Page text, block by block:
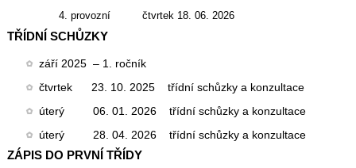
provozní
čtvrtek 18. 06. 2026
TŘÍDNÍ SCHŮZKY
září 2025 – 1. ročník
čtvrtek
23. 10. 2025
třídní schůzky a konzultace
úterý
06. 01. 2026
třídní schůzky a konzultace
úterý
28. 04. 2026 třídní schůzky a konzultace
ZÁPIS DO PRVNÍ TŘÍDY